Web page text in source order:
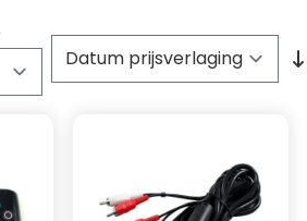
per pagina